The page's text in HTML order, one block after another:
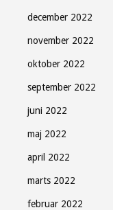
december 2022
november 2022
oktober 2022
september 2022
juni 2022
maj 2022
april 2022
marts 2022
februar 2022